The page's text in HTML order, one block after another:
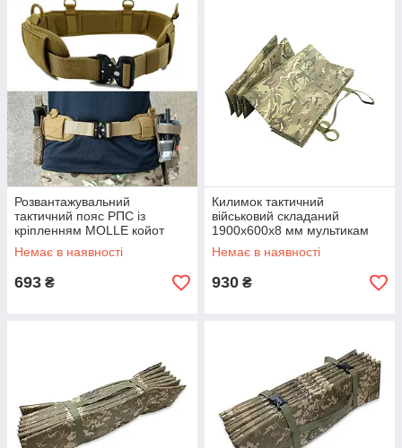
Розвантажувальний
тактичний пояс РПС із
кріпленням MOLLE койот
(варбелт, warbelt)
Немає в наявності
693 ₴
Килимок тактичний
військовий складаний
1900х600х8 мм мультикам
Немає в наявності
930 ₴